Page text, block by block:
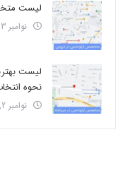
لیست
نوامبر 3, 2024
لیست
نحوه
نوامبر 2, 2024